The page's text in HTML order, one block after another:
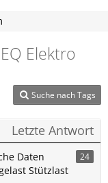
Elektro
Suche nach Tags
Letzte Antwort
Daten
Stützlast
24